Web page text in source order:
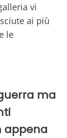
vi
ai più
le
ma
appena